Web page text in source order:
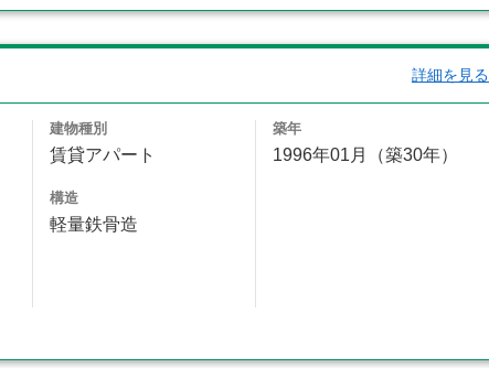
詳細を見る
建物種別
賃貸アパート
構造
軽量鉄骨造
築年
1996年01月（築30年）